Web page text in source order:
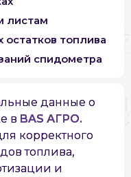
листам
топлива
спидометра
данные о
в BAS АГРО.
корректного
топлива,
и